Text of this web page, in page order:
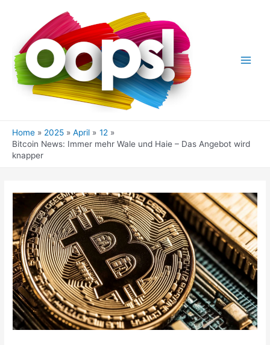
Home 2025 April
12
Bitcoin News: Immer mehr Wale und Haie – Das Angebot wird
knapper